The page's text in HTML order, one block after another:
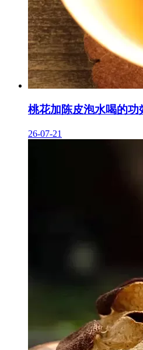
桃花加陈皮泡水喝的功
26-07-21